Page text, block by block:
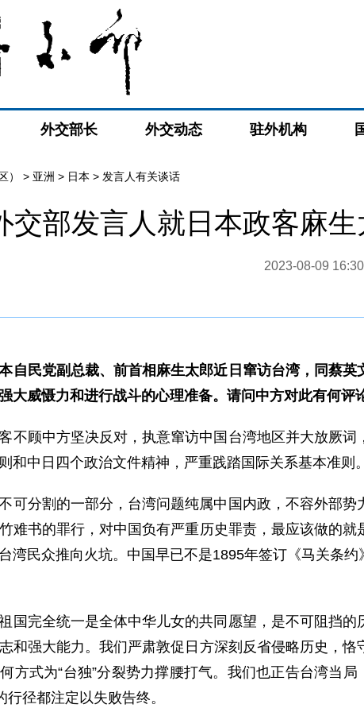
外交部长 外交动态 驻外机构
） > 亚洲 > 日本 > 发言人有关谈话
交部发言人就日本政客麻
2023-08-09 16:30
自民党副总裁、前首相麻生太郎近日窜访台湾，同蔡
大威慑力和进行战斗的心理准备。请问中方对此有何评
不顾中方坚决反对，执意窜访中国台湾地区并大放厥
和中日四个政治文件精神，严重践踏国际关系基本准则
可分割的一部分，台湾问题纯属中国内政，不容外部
难书的罪行，对中国负有严重历史罪责，最应该做的
湾民众推向火坑。中国早已不是1895年签订《马关条
国完全统一是全体中华儿女的共同愿望，是不可阻挡
和强大能力。我们严肃敦促日方深刻反省侵略历史，
方式为“台独”分裂势力撑腰打气。我们也正告台湾当
行径都注定以失败告终。